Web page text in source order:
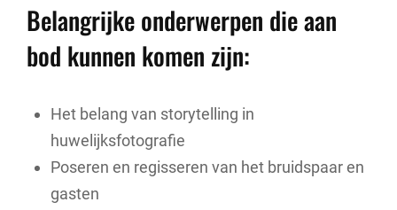
Belangrijke onderwerpen die aan
bod kunnen komen zijn:
Het belang van storytelling in
huwelijksfotografie
Poseren en regisseren van het bruidspaar en
gasten